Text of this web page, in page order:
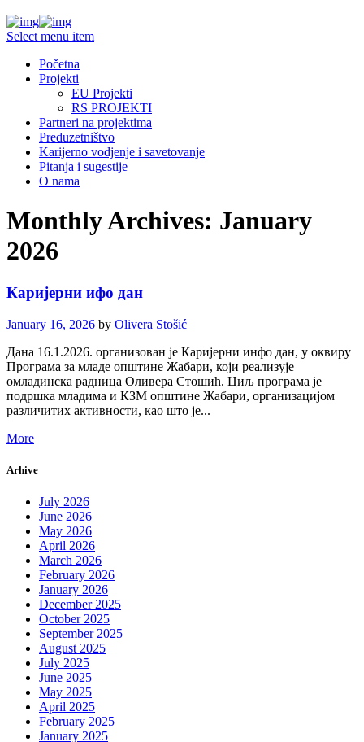
Select menu item
Početna
Projekti
EU Projekti
RS PROJEKTI
Partneri na projektima
Preduzetništvo
Karijerno vodjenje i savetovanje
Pitanja i sugestije
O nama
Monthly Archives: January
2026
Каријерни ифо дан
January 16, 2026 by Olivera Stošić
Дана 16.1.2026. организован је Каријерни инфо дан, у оквиру
Програма за младе општине Жабари, који реализује
омладинска радница Оливера Стошић. Циљ програма је
подршка младима и КЗМ општине Жабари, организацијом
различитих активности, као што је...
More
Arhive
July 2026
June 2026
May 2026
April 2026
March 2026
February 2026
January 2026
December 2025
October 2025
September 2025
August 2025
July 2025
June 2025
May 2025
April 2025
February 2025
January 2025